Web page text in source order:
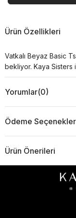
Ürün Özellikleri
Vatkalı Beyaz Basic
bekliyor. Kaya Sisters
Yorumlar(0)
Ödeme
Ürün Önerileri